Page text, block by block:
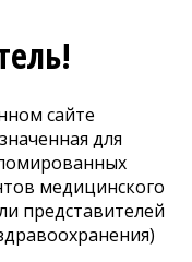
сайте
для
медицинского
представителей